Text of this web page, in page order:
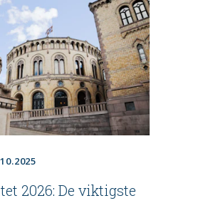
2026: De viktigste